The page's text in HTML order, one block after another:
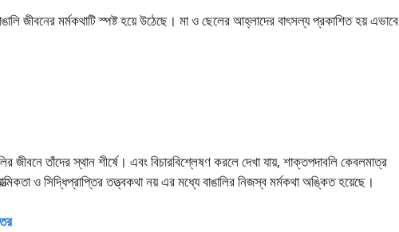
জীবনের মর্মকথাটি স্পষ্ট হয়ে উঠেছে। মা ও ছেলের আহ্লাদের বাৎসল্য প্রকাশিত হয় এভাবে
জীবনে তাঁদের স্থান শীর্ষে। এবং বিচারবিশ্লেষণ করলে দেখা যায়, শাক্তপদাবলি কেবলমাত্র
ও সিদ্ধিপ্রাপ্তির তত্ত্বকথা নয় এর মধ্যে বাঙালির নিজস্ব মর্মকথা অঙ্কিত হয়েছে।